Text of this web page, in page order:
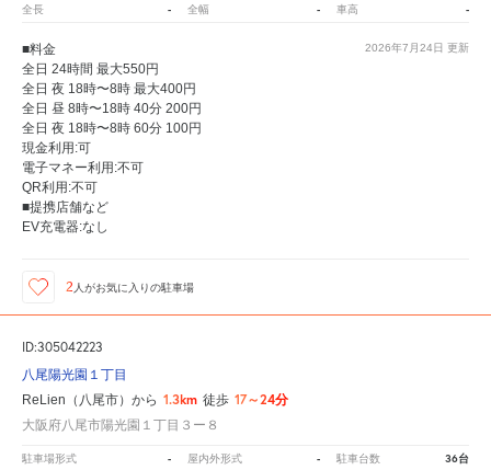
全長 - 全幅 - 車高 -
2026年7月24日 更新
■料金
全日 24時間 最大550円
全日 夜 18時〜8時 最大400円
全日 昼 8時〜18時 40分 200円
全日 夜 18時〜8時 60分 100円
現金利用:可
電子マネー利用:不可
QR利用:不可
■提携店舗など
EV充電器:なし
2 人がお気に入りの駐車場
ID:305042223
八尾陽光園１丁目
ReLien（八尾市）から 1.3km 徒歩 17～24分
大阪府八尾市陽光園１丁目３ー８
駐車場形式 - 屋内外形式 - 駐車台数 36台